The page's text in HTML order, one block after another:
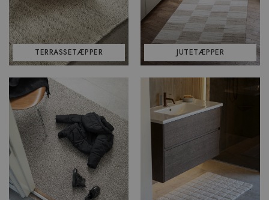
TERRASSETÆPPER JUTETÆPPER